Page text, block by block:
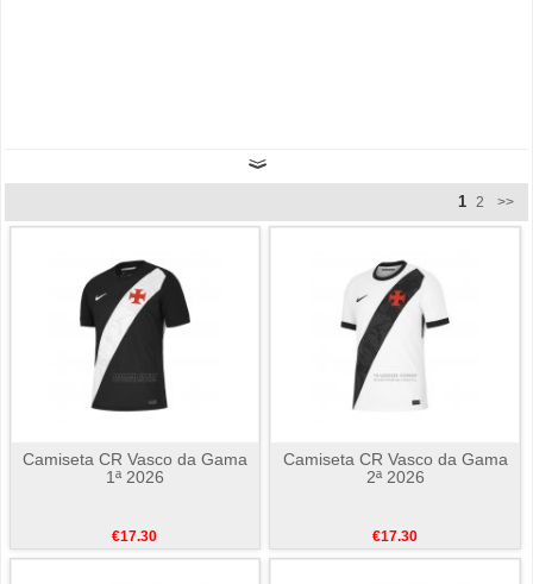
1 2 >>
Camiseta CR Vasco da Gama
1ª 2026
€17.30
Camiseta CR Vasco da Gama
2ª 2026
€17.30